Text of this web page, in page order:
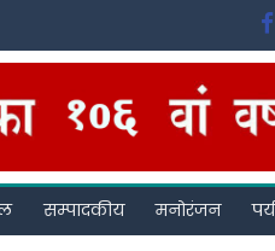
सम्पादकीय मनोरंजन